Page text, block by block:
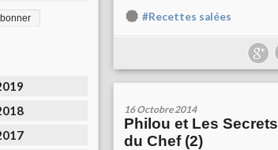
#Recettes salées
16 Octobre 2014
Philou et Les Secrets
du Chef (2)